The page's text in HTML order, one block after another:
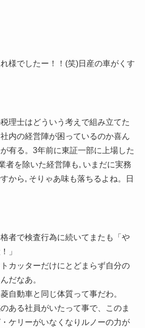
様でしたー！！(笑)日産の車がくす
理士はどういう考えで組み立てた
内の経営陣が困っているのか喜ん
有る。3年前に東証一部に上場した
者を除いた経営陣も, いまだに実務
から, そりゃあ味も落ちるよね。日
者で検査行為に続いてまたも「や
」
カッターだけにとどまらず自分の
だなあ。
自動車と同じ体質って事だわ。
ある社員がいたって事で、このま
ケリーがいなくなりルノーの力が